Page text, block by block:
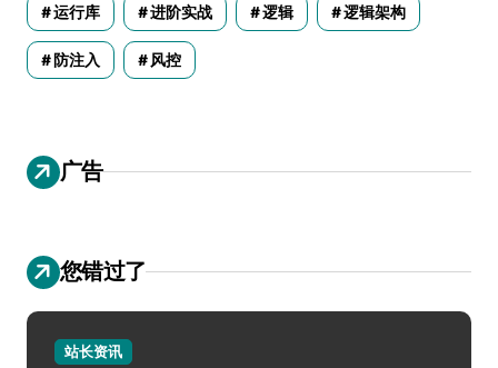
运行库 进阶实战 逻辑 逻辑架构
防注入 风控
广告
您错过了
站长资讯